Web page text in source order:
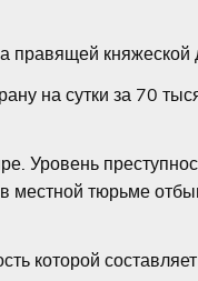
правящей княжеской
на сутки за 70
Уровень
тюрьме
которой